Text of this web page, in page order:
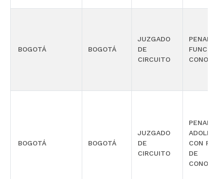
BOGOTÁ BOGOTÁ
JUZGADO
DE
CIRCUITO
PENAL
BOGOTÁ BOGOTÁ
JUZGADO
DE
CIRCUITO
PENAL
CON
DE